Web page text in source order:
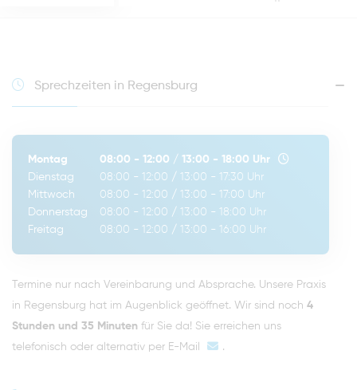
Sprechzeiten in Regensburg
Montag 08:00 - 12:00 / 13:00 - 18:00 Uhr
Dienstag
08:00 - 12:00 / 13:00 - 17:30 Uhr
Mittwoch
08:00 - 12:00 / 13:00 - 17:00 Uhr
Donnerstag
08:00 - 12:00 / 13:00 - 18:00 Uhr
Freitag
08:00 - 12:00 / 13:00 - 16:00 Uhr
Termine nur nach Vereinbarung und Absprache. Unsere Praxis
in Regensburg hat im Augenblick geöffnet. Wir sind noch 4
Stunden und 35 Minuten für Sie da! Sie erreichen uns
telefonisch oder alternativ per E-Mail .